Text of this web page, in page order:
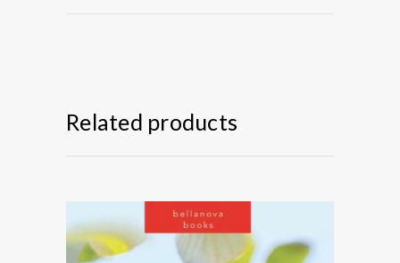
Related products